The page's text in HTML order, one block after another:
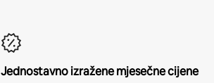
Jednostavno izražene mjesečne cijene